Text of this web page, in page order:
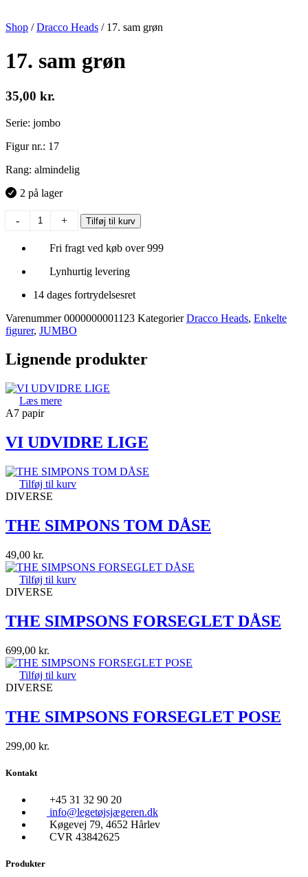
Shop /Dracco Heads / 17. sam grøn
17. sam grøn
35,00 kr.
Serie: jombo
Figur nr.: 17
Rang: almindelig
2 på lager
-
antal
+ Tilføj til kurv
Fri fragt ved køb over 999
Lynhurtig levering
14 dages fortrydelsesret
Varenummer0000000001123 Kategorier Dracco Heads, Enkelte
figurer, JUMBO
Lignende produkter
Læs mere
A7 papir
VI UDVIDRE LIGE
Tilføj til kurv
DIVERSE
THE SIMPONS TOM DÅSE
49,00 kr.
Tilføj til kurv
DIVERSE
THE SIMPSONS FORSEGLET DÅSE
699,00 kr.
Tilføj til kurv
DIVERSE
THE SIMPSONS FORSEGLET POSE
299,00 kr.
Kontakt
+45 31 32 90 20
info@legetøjsjægeren.dk
Køgevej 79, 4652 Hårlev
CVR 43842625
Produkter